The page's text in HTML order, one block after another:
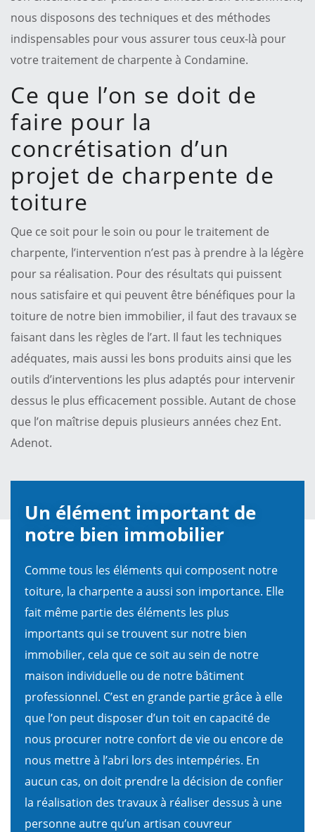
nous disposons des techniques et des méthodes
indispensables pour vous assurer tous ceux-là pour
votre traitement de charpente à Condamine.
Ce que l’on se doit de
faire pour la
concrétisation d’un
projet de charpente de
toiture
Que ce soit pour le soin ou pour le traitement de
charpente, l’intervention n’est pas à prendre à la légère
pour sa réalisation. Pour des résultats qui puissent
nous satisfaire et qui peuvent être bénéfiques pour la
toiture de notre bien immobilier, il faut des travaux se
faisant dans les règles de l’art. Il faut les techniques
adéquates, mais aussi les bons produits ainsi que les
outils d’interventions les plus adaptés pour intervenir
dessus le plus efficacement possible. Autant de chose
que l’on maîtrise depuis plusieurs années chez Ent.
Adenot.
Un élément important de
notre bien immobilier
Comme tous les éléments qui composent notre
toiture, la charpente a aussi son importance. Elle
fait même partie des éléments les plus
importants qui se trouvent sur notre bien
immobilier, cela que ce soit au sein de notre
maison individuelle ou de notre bâtiment
professionnel. C’est en grande partie grâce à elle
que l’on peut disposer d’un toit en capacité de
nous procurer notre confort de vie ou encore de
nous mettre à l’abri lors des intempéries. En
aucun cas, on doit prendre la décision de confier
la réalisation des travaux à réaliser dessus à une
personne autre qu’un artisan couvreur